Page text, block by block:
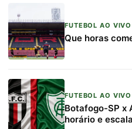
FUTEBOL AO VIVO
Que horas
FUTEBOL AO VIVO
Botafogo-SP x
horário e